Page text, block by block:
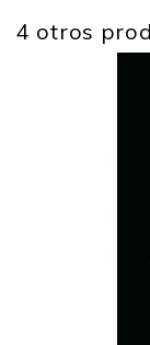
4 otros